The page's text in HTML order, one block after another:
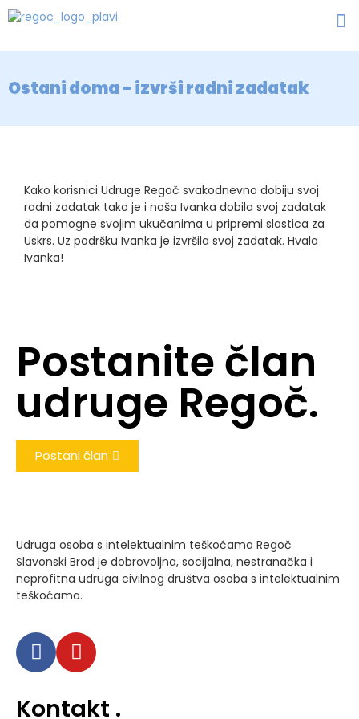
Ostani doma – izvrši radni zadatak
Kako korisnici Udruge Regoč svakodnevno dobiju svoj
radni zadatak tako je i naša Ivanka dobila svoj zadatak
da pomogne svojim ukučanima u pripremi slastica za
Uskrs. Uz podršku Ivanka je izvršila svoj zadatak. Hvala
Ivanka!
Postanite član
udruge Regoč.
Postani član
Udruga osoba s intelektualnim teškoćama Regoč
Slavonski Brod je dobrovoljna, socijalna, nestranačka i
neprofitna udruga civilnog društva osoba s intelektualnim
teškoćama.
Kontakt .